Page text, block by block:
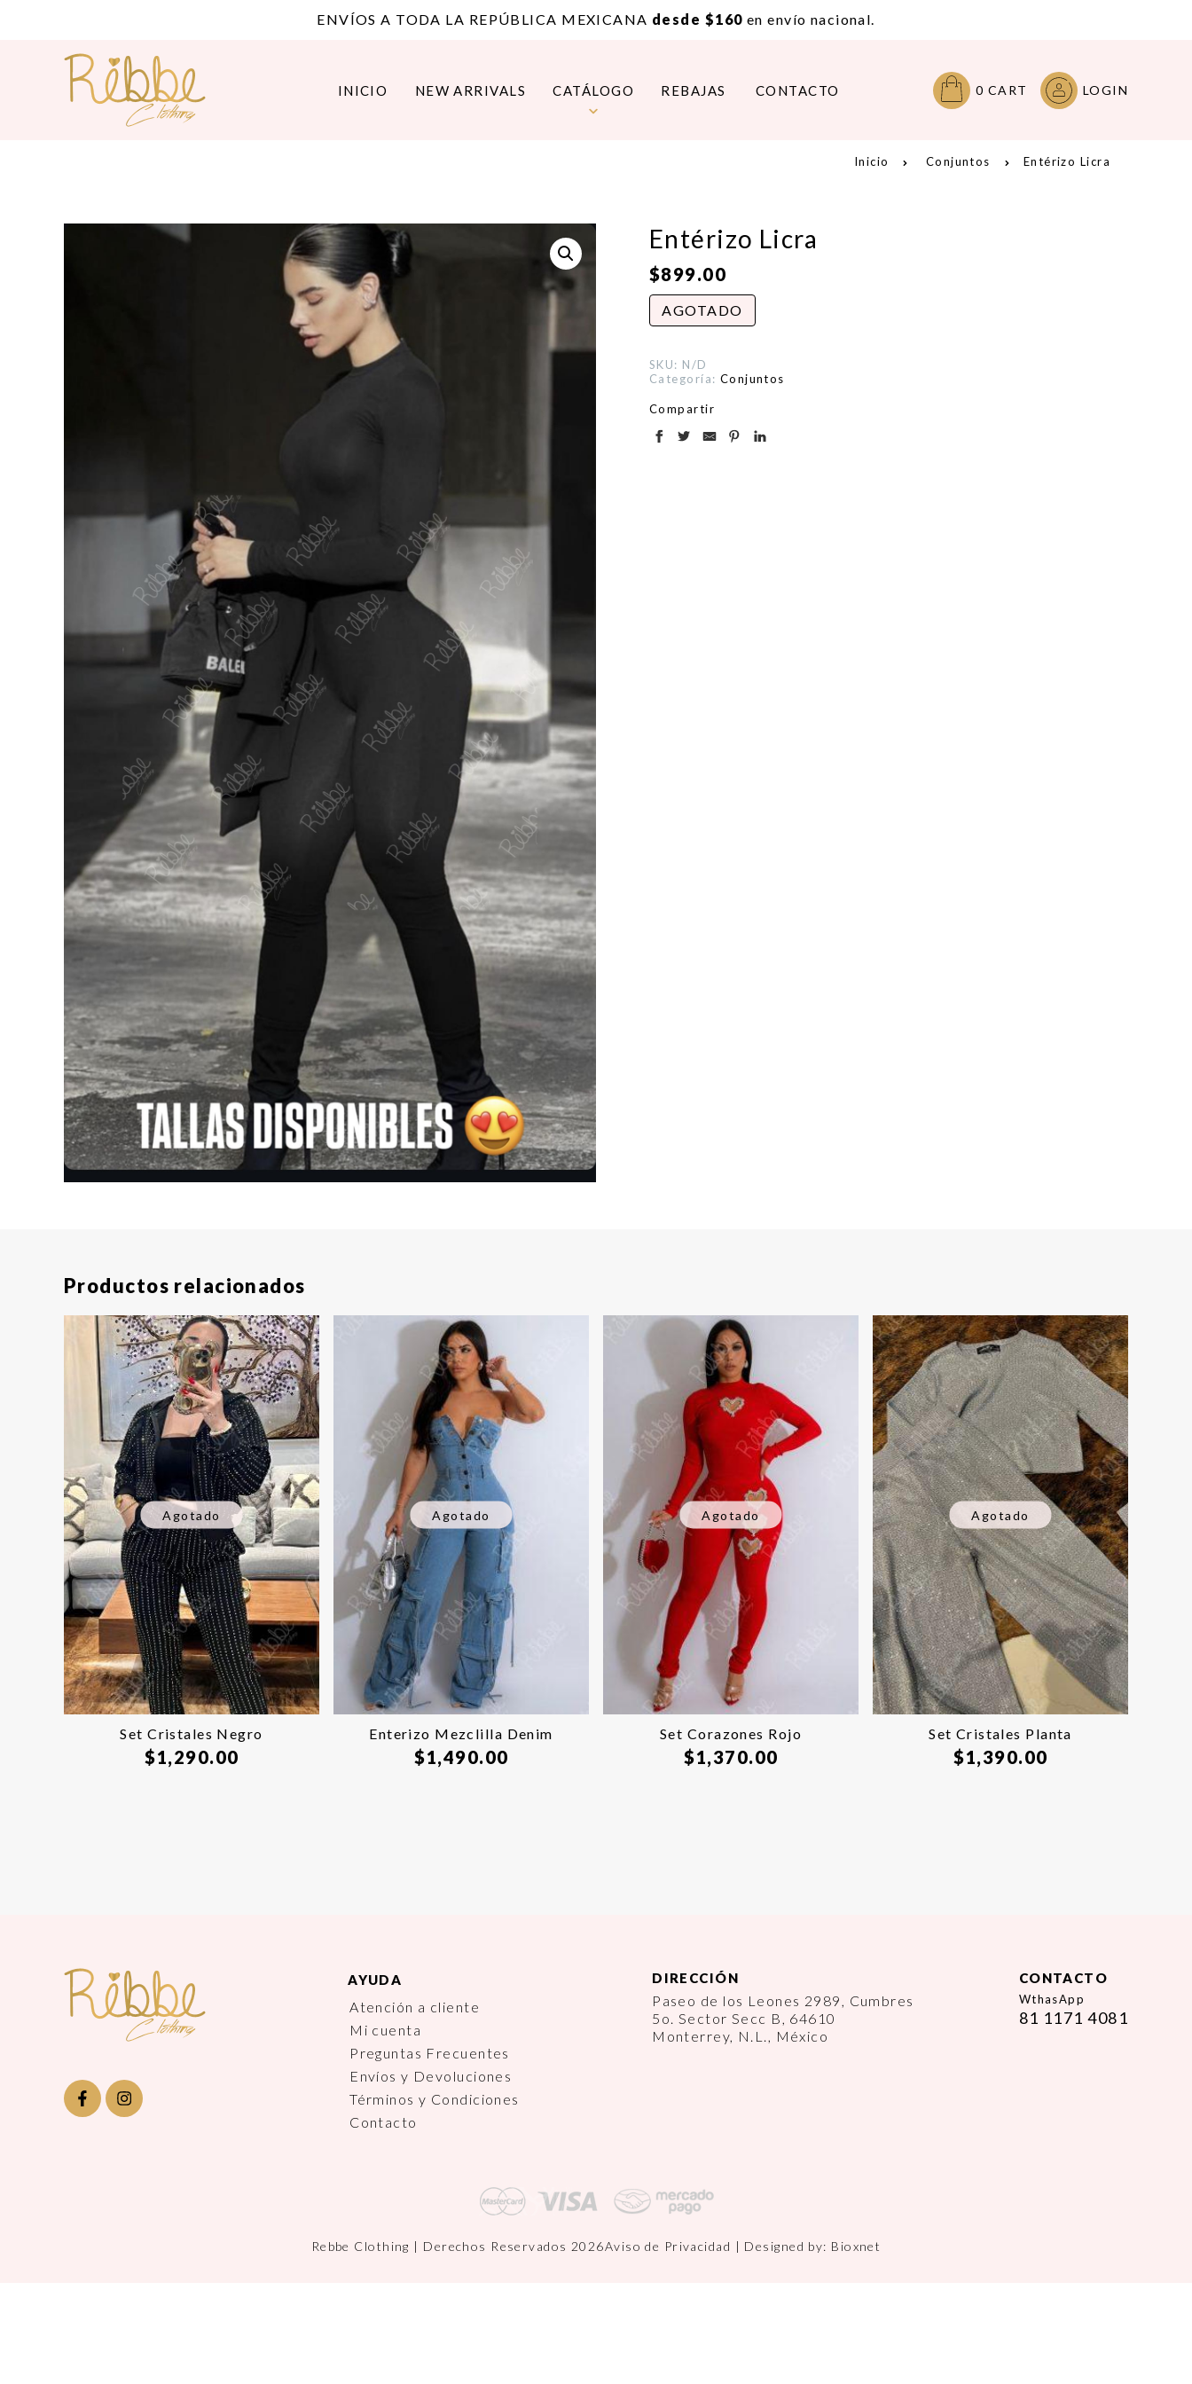
ENVÍOS A TODA LA REPÚBLICA MEXICANA desde $160 en envío nacional.
INICIO NEW ARRIVALS CATÁLOGO REBAJAS CONTACTO 0 CART LOGIN
Inicio Conjuntos Entérizo Licra
Entérizo Licra
$899.00
AGOTADO
SKU: N/D
Categoría: Conjuntos
Compartir
Productos relacionados
Agotado
Set Cristales Negro
$1,290.00
Agotado
Enterizo Mezclilla Denim
$1,490.00
Agotado
Set Corazones Rojo
$1,370.00
Agotado
Set Cristales Planta
$1,390.00
AYUDA
Atención a cliente
Mi cuenta
Preguntas Frecuentes
Envíos y Devoluciones
Términos y Condiciones
Contacto
DIRECCIÓN
Paseo de los Leones 2989, Cumbres
5o. Sector Secc B, 64610
Monterrey, N.L., México
CONTACTO
WthasApp
81 1171 4081
Rebbe Clothing | Derechos Reservados 2026Aviso de Privacidad | Designed by: Bioxnet